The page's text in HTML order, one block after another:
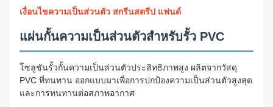
เงื่อนไขความเป็นส่วนตัว สกรีนสตรีป แฟนด์
แผ่นกั้นความเป็นส่วนตัวสำหรับรั้ว PVC
โซลูชันรั้วกั้นความเป็นส่วนตัวประสิทธิภาพสูง ผลิตจากวัสดุ
PVC ที่ทนทาน ออกแบบมาเพื่อการปกป้องความเป็นส่วนตัวสูงสุด
และการทนทานต่อสภาพอากาศ